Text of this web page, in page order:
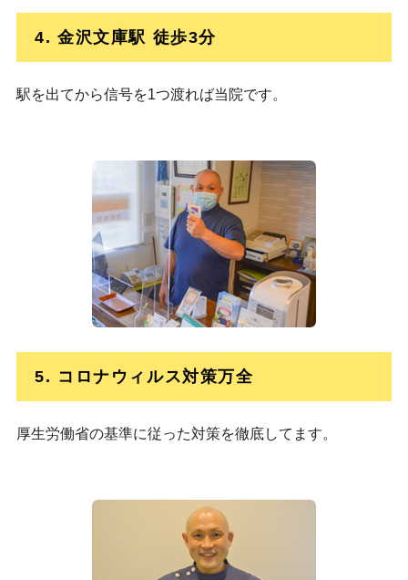
4. 金沢文庫駅 徒歩3分
駅を出てから信号を1つ渡れば当院です。
5. コロナウィルス対策万全
厚生労働省の基準に従った対策を徹底してます。